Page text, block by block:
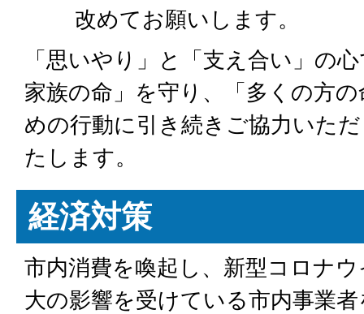
改めてお願いします。
「思いやり」と「支え合い」の
家族の命」を守り、「多くの方
めの行動に引き続きご協力いた
たします。
経済対策
市内消費を喚起し、新型コロナ
大の影響を受けている市内事業